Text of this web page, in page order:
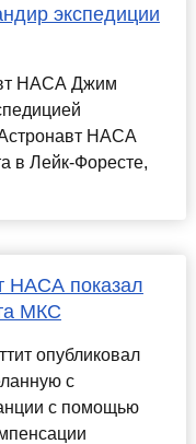
экспедиции
НАСА Джим
НАСА
в Лейк-Форесте,
НАСА показал
МКС
опубликовал
с
с помощью